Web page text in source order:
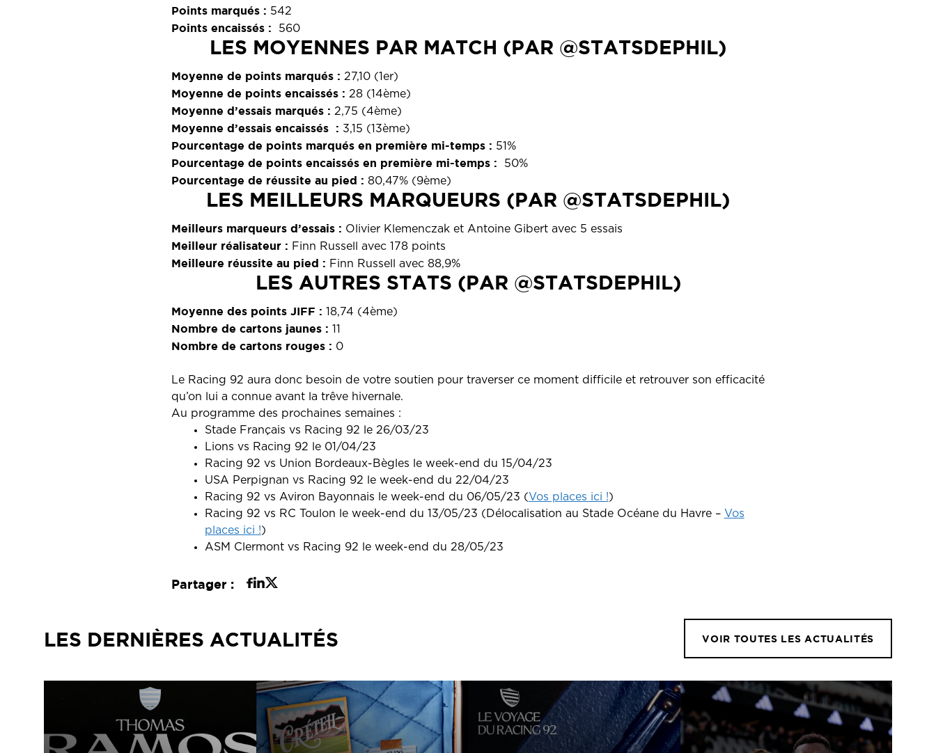
Points marqués : 542
Points encaissés : 560
LES MOYENNES PAR MATCH (PAR @STATSDEPHIL)
Moyenne de points marqués : 27,10 (1er)
Moyenne de points encaissés : 28 (14ème)
Moyenne d’essais marqués : 2,75 (4ème)
Moyenne d’essais encaissés : 3,15 (13ème)
Pourcentage de points marqués en première mi-temps : 51%
Pourcentage de points encaissés en première mi-temps : 50%
Pourcentage de réussite au pied : 80,47% (9ème)
LES MEILLEURS MARQUEURS (PAR @STATSDEPHIL)
Meilleurs marqueurs d’essais : Olivier Klemenczak et Antoine Gibert avec 5 essais
Meilleur réalisateur : Finn Russell avec 178 points
Meilleure réussite au pied : Finn Russell avec 88,9%
LES AUTRES STATS (PAR @STATSDEPHIL)
Moyenne des points JIFF : 18,74 (4ème)
Nombre de cartons jaunes : 11
Nombre de cartons rouges : 0
Le Racing 92 aura donc besoin de votre soutien pour traverser ce moment difficile et retrouver son efficacité
qu’on lui a connue avant la trêve hivernale.
Au programme des prochaines semaines :
Stade Français vs Racing 92 le 26/03/23
Lions vs Racing 92 le 01/04/23
Racing 92 vs Union Bordeaux-Bègles le week-end du 15/04/23
USA Perpignan vs Racing 92 le week-end du 22/04/23
Racing 92 vs Aviron Bayonnais le week-end du 06/05/23 (Vos places ici !)
Racing 92 vs RC Toulon le week-end du 13/05/23 (Délocalisation au Stade Océane du Havre – Vos
places ici !)
ASM Clermont vs Racing 92 le week-end du 28/05/23
Partager :
LES DERNIÈRES ACTUALITÉS VOIR TOUTES LES ACTUALITÉS